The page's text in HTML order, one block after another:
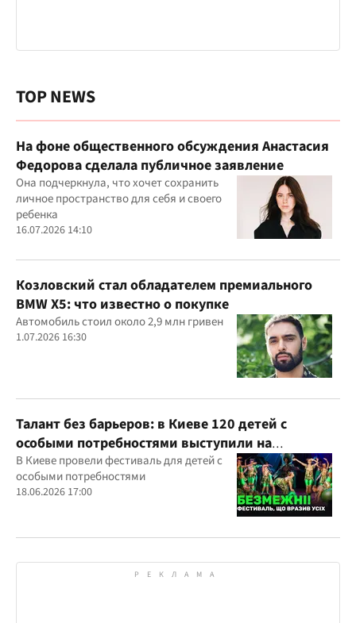
TOP NEWS
На фоне общественного обсуждения Анастасия
Федорова сделала публичное заявление
Она подчеркнула, что хочет сохранить
личное пространство для себя и своего
ребенка
16.07.2026 14:10
Козловский стал обладателем премиального
BMW X5: что известно о покупке
Автомобиль стоил около 2,9 млн гривен
1.07.2026 16:30
Талант без барьеров: в Киеве 120 детей с
особыми потребностями выступили на
всеукраинском фестивале
В Киеве провели фестиваль для детей с
особыми потребностями
18.06.2026 17:00